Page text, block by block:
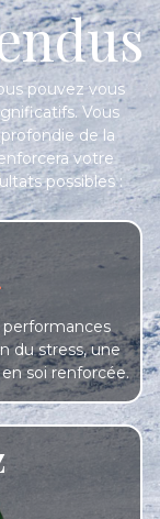
pouvez vous
Vous
de la
votre
possibles :
du stress, une
soi renforcée.